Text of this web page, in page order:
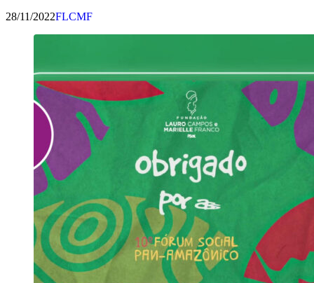
28/11/2022FLCMF